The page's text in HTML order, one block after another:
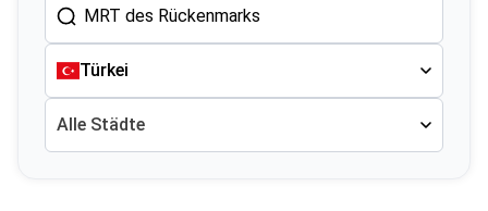
Türkei
Alle Städte